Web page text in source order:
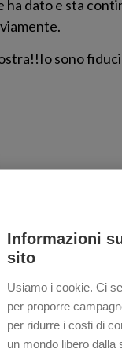
dato e sta
sono
per questo nuovo
questo strano
sceso ben presto
salire sul nuovo T-
Informazioni
sito
Usiamo i cookie. Ci
per proporre
per ridurre i costi di
un mondo libero dalla